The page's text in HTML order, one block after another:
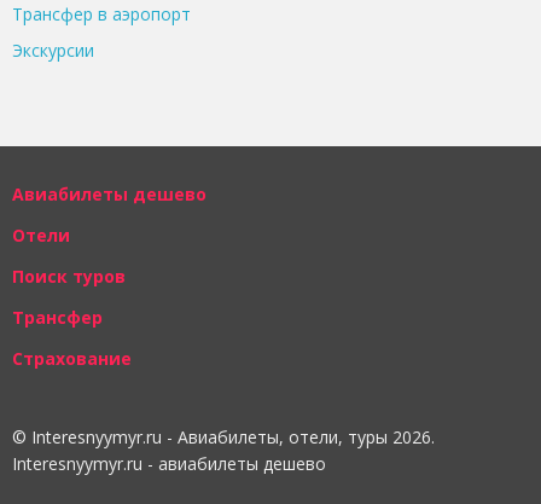
Трансфер в аэропорт
Экскурсии
Авиабилеты дешево
Отели
Поиск туров
Трансфер
Страхование
© Interesnyymyr.ru - Авиабилеты, отели, туры 2026.
Interesnyymyr.ru - авиабилеты дешево